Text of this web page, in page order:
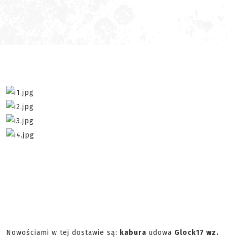
Nowościami w tej dostawie są: kabura udowa Glock17 wz.